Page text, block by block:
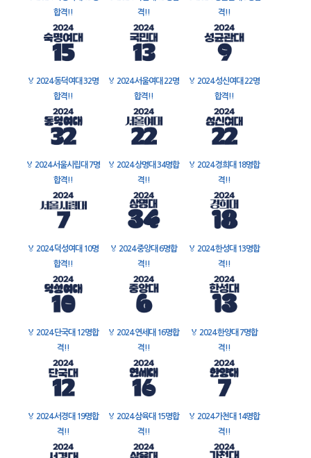
합격!!
격!!
격!!
🏅 2024 동덕여대 32명
합격!!
🏅 2024 서울여대 22명
합격!!
🏅 2024 성신여대 22명
합격!!
🏅 2024 서울시립대 7명
합격!!
🏅 2024 상명대 34명합
격!!
🏅 2024 경희대 18명합
격!!
🏅 2024 덕성여대 10명
합격!!
🏅 2024 중앙대 6명합
격!!
🏅 2024 한성대 13명합
격!!
🏅 2024 단국대 12명합
격!!
🏅 2024 연세대 16명합
격!!
🏅 2024 한양대 7명합
격!!
🏅 2024 서경대 19명합
격!!
🏅 2024 삼육대 15명합
격!!
🏅 2024 가천대 14명합
격!!